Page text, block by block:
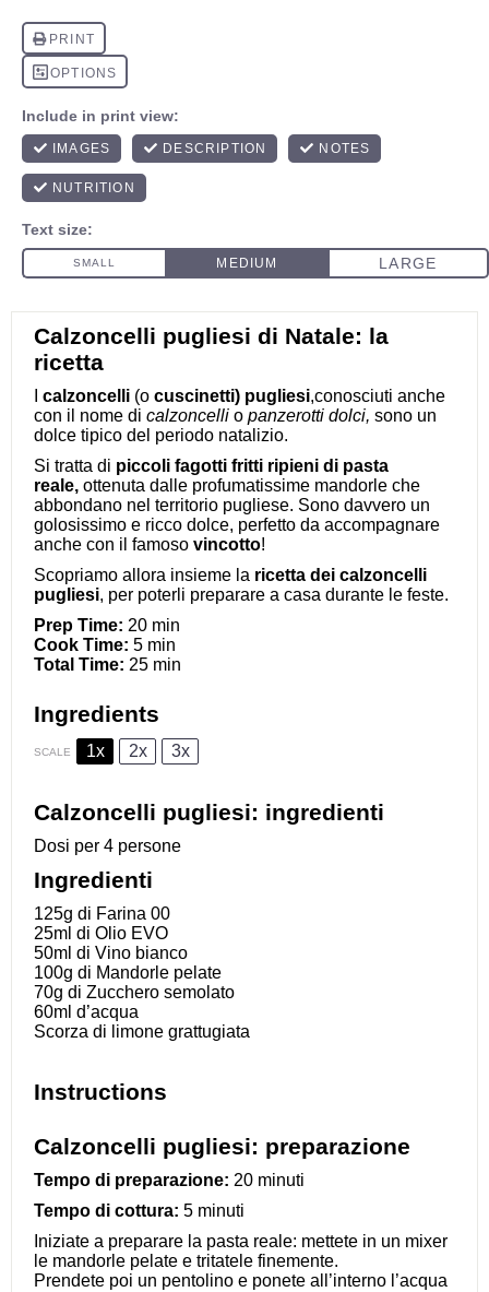
Calzoncelli pugliesi di Natale: la
ricetta
calzoncelli (o cuscinetti) pugliesi,conosciuti anche
con il nome di calzoncelli o panzerotti dolci, sono un
dolce tipico del periodo natalizio.
Si tratta di piccoli fagotti fritti ripieni di pasta
reale, ottenuta dalle profumatissime mandorle che
abbondano nel territorio pugliese. Sono davvero un
golosissimo e ricco dolce, perfetto da accompagnare
anche con il famoso vincotto!
Scopriamo allora insieme la ricetta dei calzoncelli
pugliesi, per poterli preparare a casa durante le feste.
Prep Time: 20 min
Cook Time: 5 min
Total Time: 25 min
Ingredients
SCALE 1x 2x 3x
Calzoncelli pugliesi: ingredienti
Dosi per 4 persone
Ingredienti
125g di Farina 00
25ml di Olio EVO
50ml di Vino bianco
100g di Mandorle pelate
70g di Zucchero semolato
60ml d’acqua
Scorza di limone grattugiata
Instructions
Calzoncelli pugliesi: preparazione
Tempo di preparazione: 20 minuti
Tempo di cottura: 5 minuti
Iniziate a preparare la pasta reale: mettete in un mixer
le mandorle pelate e tritatele finemente.
Prendete poi un pentolino e ponete all’interno l’acqua